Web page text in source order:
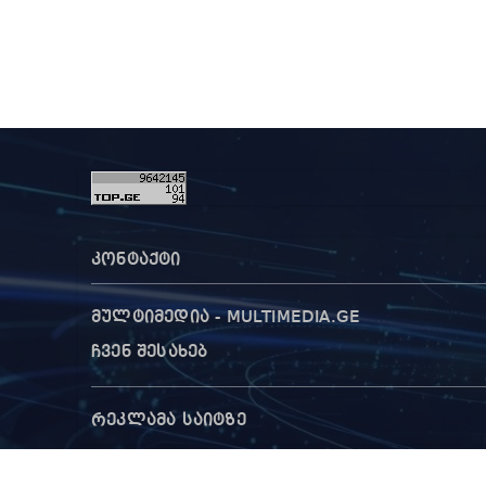
კონტაქტი
მულტიმედია - MULTIMEDIA.GE
ჩვენ შესახებ
რეკლამა საიტზე